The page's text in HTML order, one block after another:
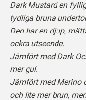
Dark Mustard en
tydliga bruna
Den har en djup,
ockra utseende.
Jämfört med Dark
mer gul.
Jämfört med Merino
och lite mer brun,